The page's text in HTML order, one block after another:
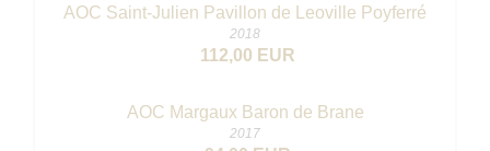
AOC Saint-Julien Pavillon de Leoville Poyferré
2018
112,00 EUR
AOC Margaux Baron de Brane
2017